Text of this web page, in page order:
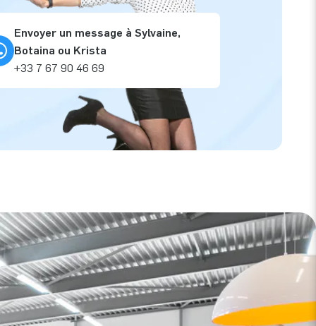
Envoyer un message à Sylvaine,
Botaina ou Krista
+33 7 67 90 46 69